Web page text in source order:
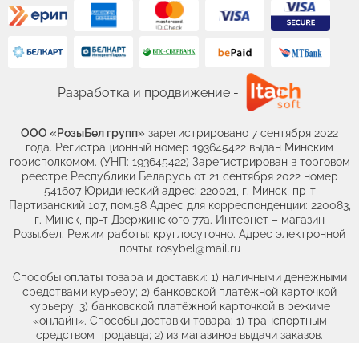
Разработка и продвижение -
ООО «РозыБел групп» зарегистрировано 7 сентября 2022
года. Регистрационный номер 193645422 выдан Минским
горисполкомом. (УНП: 193645422) Зарегистрирован в торговом
реестре Республики Беларусь от 21 сентября 2022 номер
541607 Юридический адрес: 220021, г. Минск, пр-т
Партизанский 107, пом.58 Адрес для корреспонденции: 220083,
г. Минск, пр-т Дзержинского 77а. Интернет – магазин
Розы.бел. Режим работы: круглосуточно. Адрес электронной
почты: rosybel@mail.ru
Способы оплаты товара и доставки: 1) наличными денежными
средствами курьеру; 2) банковской платёжной карточкой
курьеру; 3) банковской платёжной карточкой в режиме
«онлайн». Способы доставки товара: 1) транспортным
средством продавца; 2) из магазинов выдачи заказов.